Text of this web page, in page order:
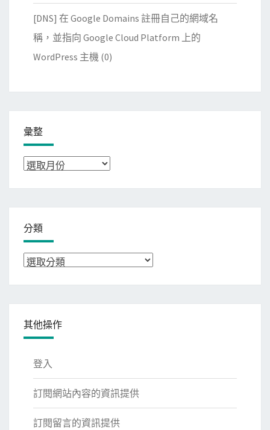
[DNS] 在 Google Domains 註冊自己的網域名
稱，並指向 Google Cloud Platform 上的
WordPress 主機 (0)
彙整
彙
分類
分
其他操作
登入
訂閱網站內容的資訊提供
訂閱留言的資訊提供